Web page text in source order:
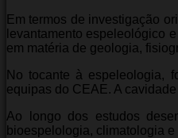
Em termos de investigação
levantamento espeleológico
em matéria de geologia,
No tocante à espeleologia,
equipas do CEAE. A
Ao longo dos estudos
bioespelologia, climatologia